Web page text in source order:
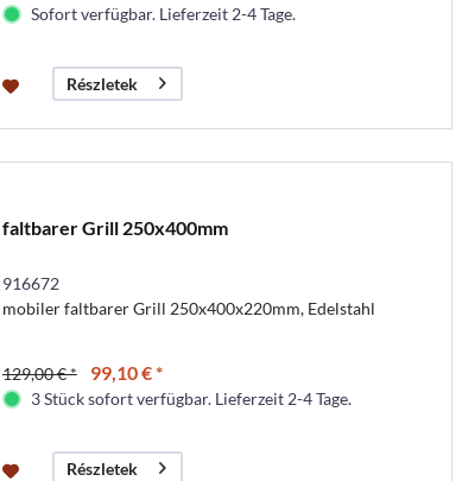
Sofort verfügbar. Lieferzeit 2-4 Tage.
Részletek
faltbarer Grill 250x400mm
916672
mobiler faltbarer Grill 250x400x220mm, Edelstahl
129,00 € * 99,10 € *
3 Stück sofort verfügbar. Lieferzeit 2-4 Tage.
Részletek